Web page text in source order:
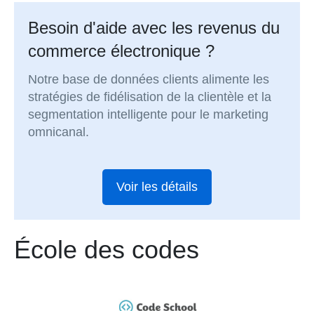
Besoin d'aide avec les revenus du
commerce électronique ?
Notre base de données clients alimente les
stratégies de fidélisation de la clientèle et la
segmentation intelligente pour le marketing
omnicanal.
Voir les détails
École des codes